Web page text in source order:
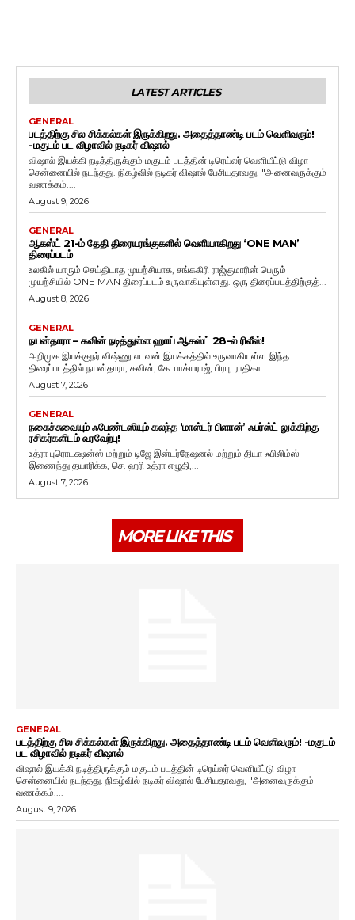
LATEST ARTICLES
GENERAL
படத்திற்கு சில சிக்கல்கள் இருக்கிறது. அதைத்தாண்டி படம் வெளிவரும்!
-மகுடம் பட விழாவில் நடிகர் விஷால்
விஷால் இயக்கி நடித்திருக்கும் மகுடம் படத்தின் டிரெய்லர் வெளியீட்டு விழா
சென்னையில் நடந்தது. நிகழ்வில் நடிகர் விஷால் பேசியதாவது, "அனைவருக்கும்
வணக்கம்....
August 9, 2026
GENERAL
ஆகஸ்ட் 21-ம் தேதி திரையரங்குகளில் வெளியாகிறது ‘ONE MAN’
திரைப்படம்
உலகில் யாரும் செய்திடாத முயற்சியாக, சங்ககிரி ராஜ்குமாரின் பெரும்
முயற்சியில் ONE MAN திரைப்படம் உருவாகியுள்ளது. ஒரு திரைப்படத்திற்குத்...
August 8, 2026
GENERAL
நயன்தாரா – கவின் நடித்துள்ள ஹாய் ஆகஸ்ட் 28-ல் ரிலீஸ்!
அறிமுக இயக்குநர் விஷ்ணு எடவன் இயக்கத்தில் உருவாகியுள்ள இந்த
திரைப்படத்தில் நயன்தாரா, கவின், கே. பாக்யராஜ், பிரபு, ராதிகா...
August 7, 2026
GENERAL
நகைச்சுவையும் ஃபேண்டஸியும் கலந்த ‘மாஸ்டர் பிளான்’ ஃபர்ஸ்ட் லுக்கிற்கு
ரசிகர்களிடம் வரவேற்பு!
உத்ரா புரொடக்ஷன்ஸ் மற்றும் டிஜே இன்டர்நேஷனல் மற்றும் தியா ஃபிலிம்ஸ்
இணைந்து தயாரிக்க, செ. ஹரி உத்ரா எழுதி,...
August 7, 2026
MORE LIKE THIS
GENERAL
படத்திற்கு சில சிக்கல்கள் இருக்கிறது. அதைத்தாண்டி படம் வெளிவரும்! -மகுடம்
பட விழாவில் நடிகர் விஷால்
விஷால் இயக்கி நடித்திருக்கும் மகுடம் படத்தின் டிரெய்லர் வெளியீட்டு விழா
சென்னையில் நடந்தது. நிகழ்வில் நடிகர் விஷால் பேசியதாவது, "அனைவருக்கும்
வணக்கம்....
August 9, 2026